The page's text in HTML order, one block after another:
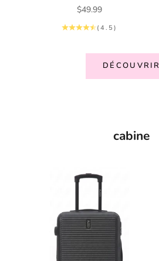
Prix de vente
$49.99
(4.5)
DÉCOUVRIR
cabine